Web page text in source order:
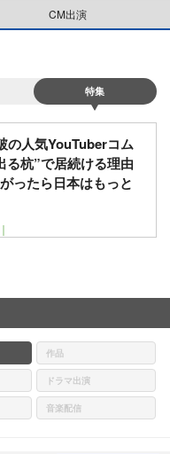
e
CM出演
特集
の人気YouTuberコム
る杭”で居続ける理由
ったら日本はもっと
作品
ドラマ出演
音楽配信